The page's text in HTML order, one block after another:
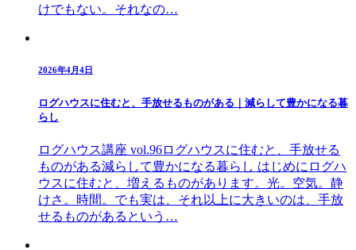
けでもない。それなの…
2026年4月4日
ログハウスに住むと、手放せるものがある｜減らして豊かになる暮
らし
ログハウス講座 vol.96ログハウスに住むと、手放せる
ものがある減らして豊かになる暮らし はじめにログハ
ウスに住むと、増えるものがあります。光。空気。静
けさ。時間。でも実は、それ以上に大きいのは、手放
せるものがあるという…